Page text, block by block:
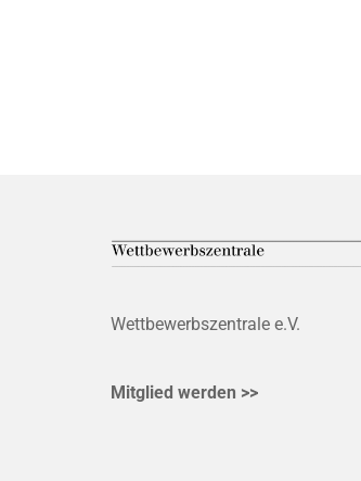
Wettbewerbszentrale e.V.
Mitglied werden >>